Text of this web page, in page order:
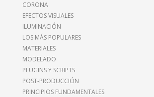
CORONA
EFECTOS VISUALES
ILUMINACIÓN
LOS MÁS POPULARES
MATERIALES
MODELADO
PLUGINS Y SCRIPTS
POST-PRODUCCIÓN
PRINCIPIOS FUNDAMENTALES